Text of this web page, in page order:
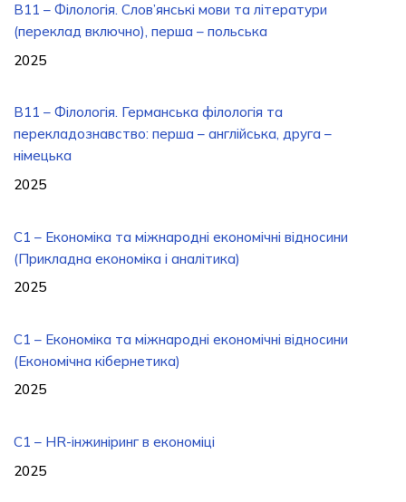
B11 – Філологія. Слов’янські мови та літератури
(переклад включно), перша – польська
2025
B11 – Філологія. Германська філологія та
перекладознавство: перша – англійська, друга –
німецька
2025
C1 – Економіка та міжнародні економічні відносини
(Прикладна економіка і аналітика)
2025
C1 – Економіка та міжнародні економічні відносини
(Економічна кібернетика)
2025
C1 – HR-інжиніринг в економіці
2025